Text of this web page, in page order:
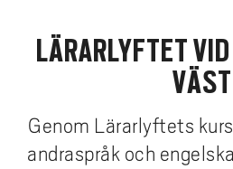
LÄRARLYFTET
VÄST
Genom Lärarlyftets
andraspråk och